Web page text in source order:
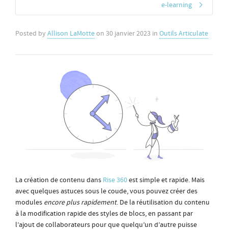
e-learning
Posted by Allison LaMotteon 30 janvier 2023 in Outils Articulate
La création de contenu dans Rise 360est simple et rapide. Mais
avec quelques astuces sous le coude, vous pouvez créer des
modules encore plus rapidement. De la réutilisation du contenu
à la modification rapide des styles de blocs, en passant par
l’ajout de collaborateurs pour que quelqu’un d’autre puisse